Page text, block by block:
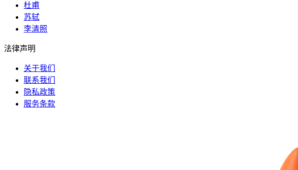
杜甫
苏轼
李清照
法律声明
关于我们
联系我们
隐私政策
服务条款